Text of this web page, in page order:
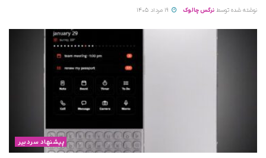
نوشته شده توسط نرگس چالوک
پیشنهاد سردبیر